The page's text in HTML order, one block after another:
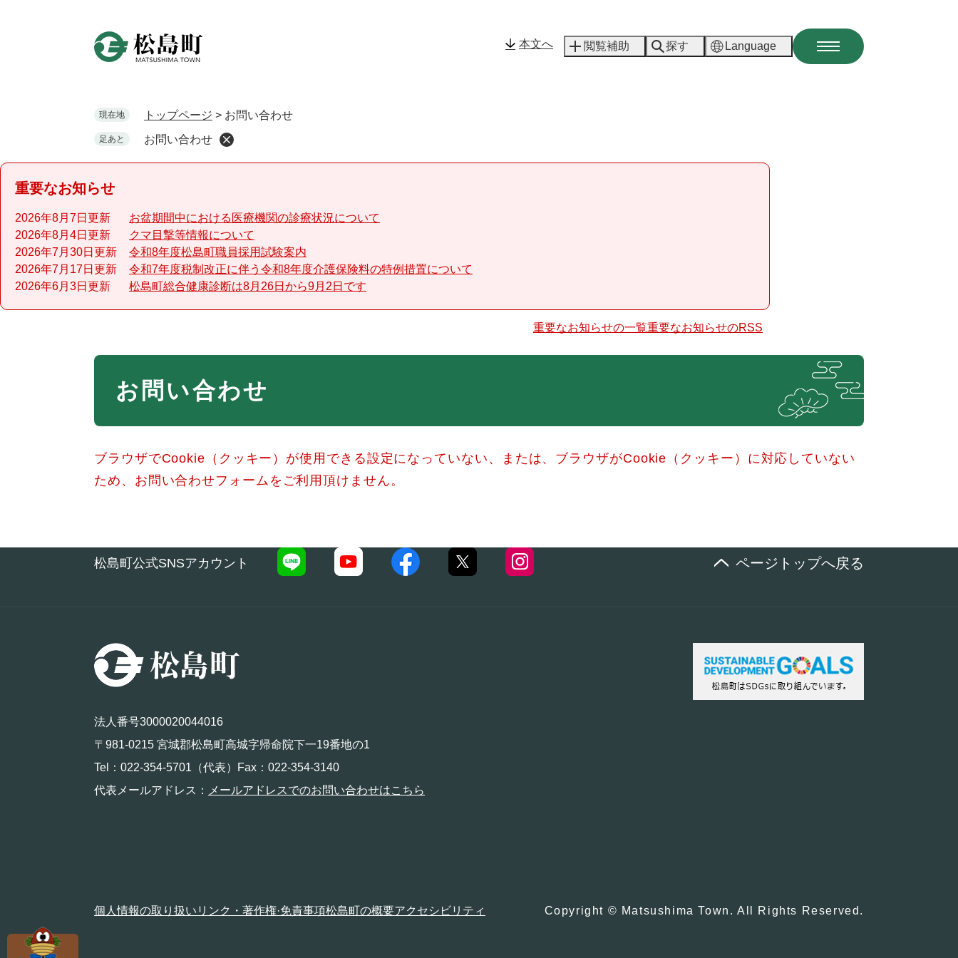
本文へ 閲覧補助 探す Language
現在地 トップページ > お問い合わせ
足あと お問い合わせ
重要なお知らせ
2026年8月7日更新
お盆期間中における医療機関の診療状況について
2026年8月4日更新
クマ目撃等情報について
2026年7月30日更新
令和8年度松島町職員採用試験案内
2026年7月17日更新
令和7年度税制改正に伴う令和8年度介護保険料の特例措置について
2026年6月3日更新
松島町総合健康診断は8月26日から9月2日です
重要なお知らせの一覧重要なお知らせのRSS
お問い合わせ
ブラウザでCookie（クッキー）が使用できる設定になっていない、または、ブラウザがCookie（クッキー）に対応していない
ため、お問い合わせフォームをご利用頂けません。
松島町公式SNSアカウント ページトップへ戻る
法人番号3000020044016
〒981-0215 宮城郡松島町高城字帰命院下一19番地の1
Tel：022-354-5701（代表）Fax：022-354-3140
代表メールアドレス：
メールアドレスでのお問い合わせはこちら
個人情報の取り扱い リンク・著作権·免責事項松島町の概要アクセシビリティ Copyright © Matsushima Town. All Rights Reserved.